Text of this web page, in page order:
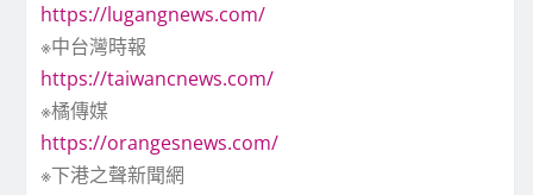
https://lugangnews.com/
※中台灣時報
https://taiwancnews.com/
※橘傳媒
https://orangesnews.com/
※下港之聲新聞網